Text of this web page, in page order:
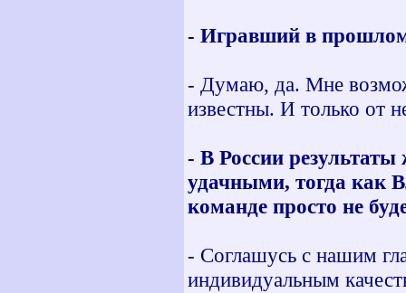
- Игравший в прошлом
- Думаю, да. Мне
известны. И только от
- В России
удачными, тогда как
команде просто не
- Соглашусь с нашим
индивидуальным